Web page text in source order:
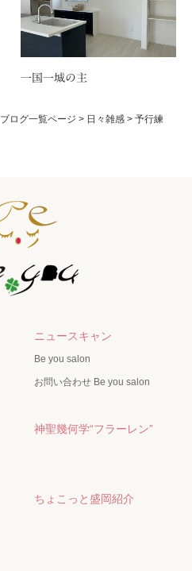
一国一城の主
ブログ一覧ページ > 日々雑感 > 予行練
ニュースキャン
Be you salon
お問い合わせ Be you salon
神聖幾何学“フラーレン”
ちょこっと盛岡紹介